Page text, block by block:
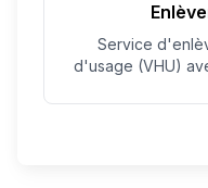
Service
d'usage (VHU)